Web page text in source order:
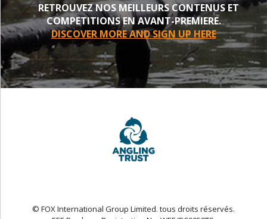
RETROUVEZ NOS MEILLEURS CONTENUS ET
COMPETITIONS EN AVANT-PREMIERE.
DISCOVER MORE AND SIGN UP HERE
© FOX International Group Limited. tous droits réservés.